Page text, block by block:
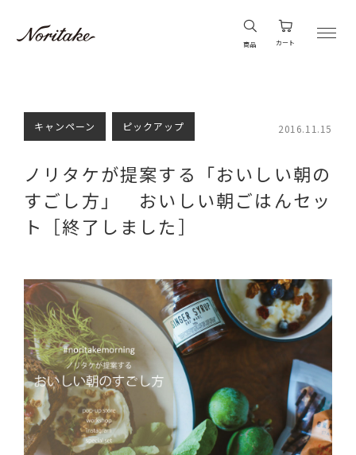
商品 カート
キャンペーン ピックアップ 2016.11.15
ノリタケが提案する「おいしい朝の
すごし方」 おいしい朝ごはんセッ
ト［終了しました］